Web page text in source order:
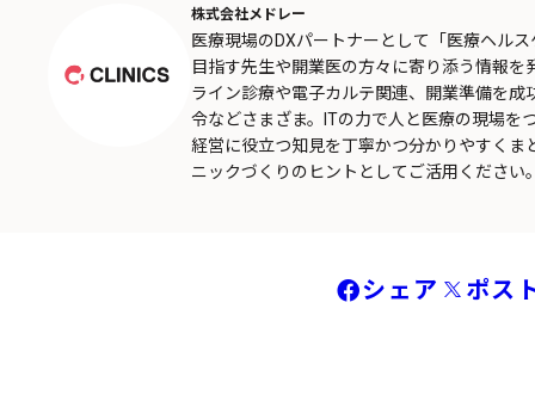
株式会社メドレー
医療現場のDXパートナーとして「医療ヘル
目指す先生や開業医の方々に寄り添う情報
ライン診療や電子カルテ関連、開業準備を
令などさまざま。ITの力で人と医療の現場を
経営に役立つ知見を丁寧かつ分かりやすくま
ニックづくりのヒントとしてご活用ください
シェア ポス